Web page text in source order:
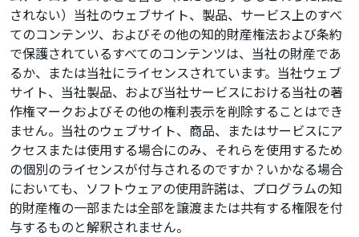
されない）当社のウェブサイト、製品、サービス上のすべ
てのコンテンツ、およびその他の知的財産権法および条約
で保護されているすべてのコンテンツは、当社の財産であ
るか、または当社にライセンスされています。当社ウェブ
サイト、当社製品、および当社サービスにおける当社の著
作権マークおよびその他の権利表示を削除することはでき
ません。当社のウェブサイト、商品、またはサービスにア
クセスまたは使用する場合にのみ、それらを使用するため
の個別のライセンスが付与されるのですか？いかなる場合
においても、ソフトウェアの使用許諾は、プログラムの知
的財産権の一部または全部を譲渡または共有する権限を付
与するものと解釈されません。